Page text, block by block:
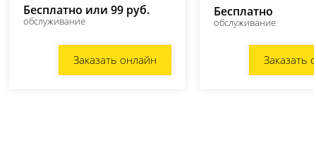
Бесплатно или 99 руб.
обслуживание
Заказать онлайн
Бесплатно
обслуживание
Заказать